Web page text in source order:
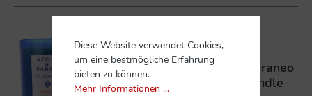
Acqua di Parma Blu Mediterraneo
Arancia di Capri Scented Candle
Diese Website verwendet Cookies,
um eine bestmögliche Erfahrung
bieten zu können.
Mehr Informationen ...